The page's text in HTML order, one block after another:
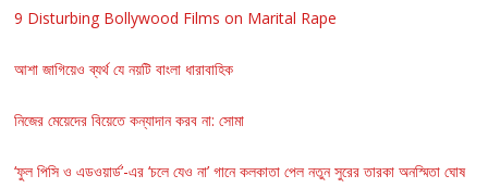
9 Disturbing Bollywood Films on Marital Rape
আশা জাগিয়েও ব্যর্থ যে নয়টি বাংলা ধারাবাহিক
নিজের মেয়েদের বিয়েতে কন্যাদান করব না: সোমা
‘ফুল পিসি ও এডওয়ার্ড’-এর ‘চলে যেও না’ গানে কলকাতা পেল নতুন সুরের তারকা অনস্মিতা ঘোষ